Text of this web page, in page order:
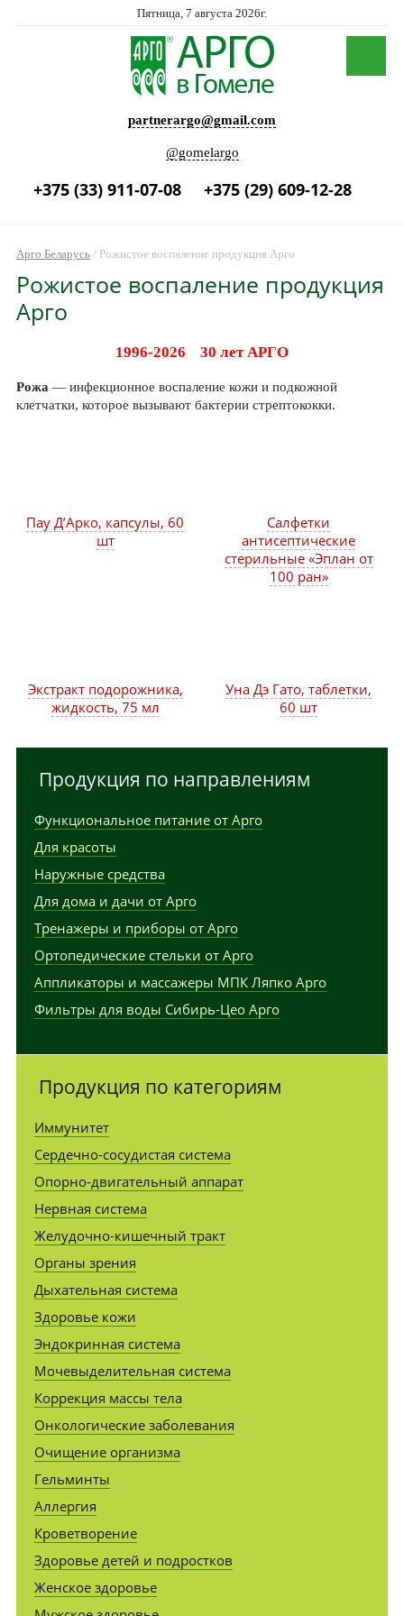
Пятница, 7 августа 2026г.
partnerargo@gmail.com
@gomelargo
+375 (33) 911-07-08 +375 (29) 609-12-28
Арго Беларусь/ Рожистое воспаление продукция Арго
Рожистое воспаление продукция
Арго
1996-2026 30 лет АРГО
Рожа — инфекционное воспаление кожи и подкожной
клетчатки, которое вызывают бактерии стрептококки.
Пау Д’Арко, капсулы, 60
шт
Салфетки
антисептические
стерильные «Эплан от
100 ран»
Уна Дэ Гато, таблетки,
60 шт
Экстракт подорожника,
жидкость, 75 мл
Продукция по направлениям
Функциональное питание от Арго
Для красоты
Наружные средства
Для дома и дачи от Арго
Тренажеры и приборы от Арго
Ортопедические стельки от Арго
Аппликаторы и массажеры МПК Ляпко Арго
Фильтры для воды Сибирь-Цео Арго
Продукция по категориям
Иммунитет
Сердечно-сосудистая система
Опорно-двигательный аппарат
Нервная система
Желудочно-кишечный тракт
Органы зрения
Дыхательная система
Здоровье кожи
Эндокринная система
Мочевыделительная система
Коррекция массы тела
Онкологические заболевания
Очищение организма
Гельминты
Аллергия
Кроветворение
Здоровье детей и подростков
Женское здоровье